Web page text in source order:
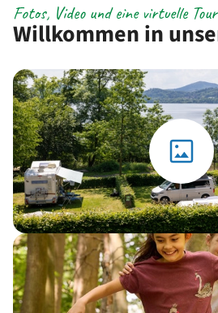
Willkommen in
Fotos, Video und eine virtuelle Tour